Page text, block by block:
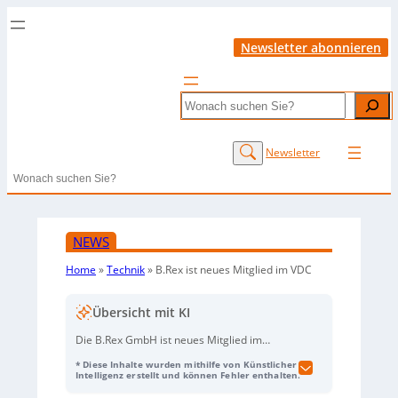
Newsletter abonnieren
Search
Newsletter
Search
NEWS
Home »Technik» B.Rex ist neues Mitglied im VDC
Übersicht mit KI
Die B.Rex GmbH ist neues Mitglied im
Netzwerk für Extended Reality und Virtual
* Diese Inhalte wurden mithilfe von Künstlicher
Intelligenz erstellt und können Fehler enthalten.